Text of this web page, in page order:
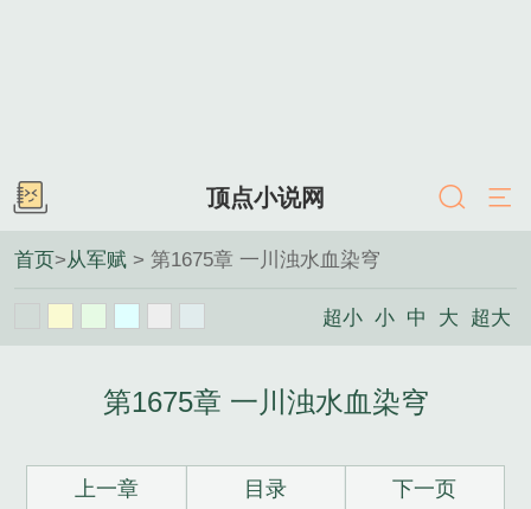
顶点小说网
首页>从军赋 > 第1675章 一川浊水血染穹
超小 小 中 大 超大
第1675章 一川浊水血染穹
上一章 目录 下一页